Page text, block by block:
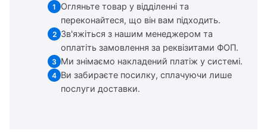
1
Огляньте товар у відділенні та
переконайтеся, що він вам підходить.
2 Зв'яжіться з нашим менеджером та
оплатіть замовлення за реквізитами ФОП.
3 Ми знімаємо накладений платіж у системі.
4 Ви забираєте посилку, сплачуючи лише
послуги доставки.